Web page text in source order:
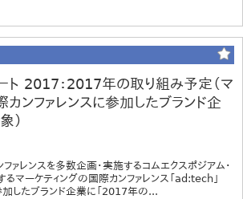
ト 2017：2017年の取り組み予定（マ
カンファレンスに参加したブランド企
）
ァレンスを多数企画・実施するコムエクスポジアム・
マーケティングの国際カンファレンス「ad:tech」
したブランド企業に「2017年の...